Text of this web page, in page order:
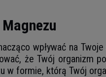
wpływać na
że Twój organizm
w formie, którą Twój